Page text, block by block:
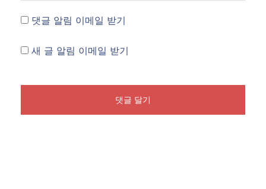
댓글 알림 이메일 받기
새 글 알림 이메일 받기